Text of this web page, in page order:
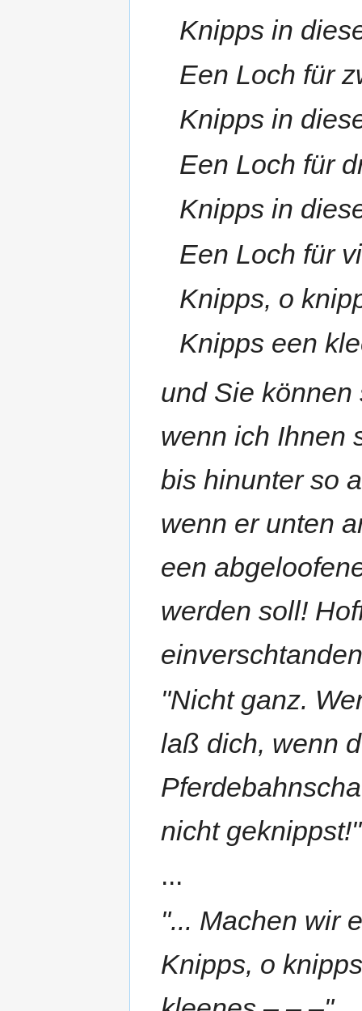
Knipps in
Een Loch für
Knipps in
Een Loch für
Knipps in
Een Loch für
Knipps, o
Knipps een
und Sie
wenn ich Ihnen
bis hinunter so
wenn er unten
een
werden soll!
"Nicht ganz.
laß dich, wenn
nicht geknippst!"
...
"... Machen wir
Knipps, o